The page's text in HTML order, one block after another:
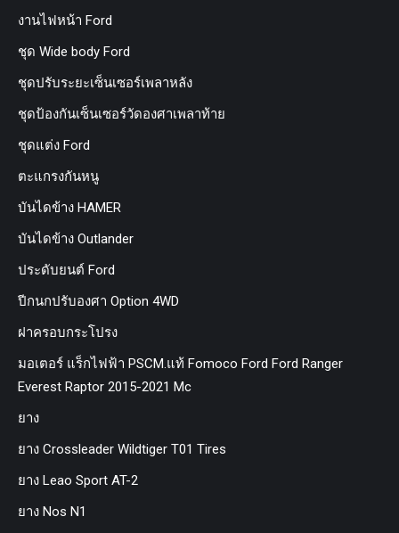
งานไฟหน้า Ford
ชุด Wide body Ford
ชุดปรับระยะเซ็นเซอร์เพลาหลัง
ชุดป้องกันเซ็นเซอร์วัดองศาเพลาท้าย
ชุดแต่ง Ford
ตะแกรงกันหนู
บันไดข้าง HAMER
บันไดข้าง Outlander
ประดับยนต์ Ford
ปีกนกปรับองศา Option 4WD
ฝาครอบกระโปรง
มอเตอร์ แร็กไฟฟ้า PSCM.แท้ Fomoco Ford Ford Ranger
Everest Raptor 2015-2021 Mc
ยาง
ยาง Crossleader Wildtiger T01 Tires
ยาง Leao Sport AT-2
ยาง Nos N1